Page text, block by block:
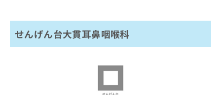
せんげん台大貫耳鼻咽喉科